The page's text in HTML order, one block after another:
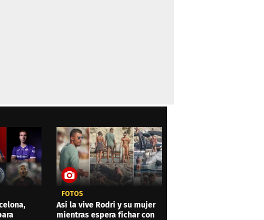
FOTOS
Así la vive Rodri y su mujer
mientras espera fichar con